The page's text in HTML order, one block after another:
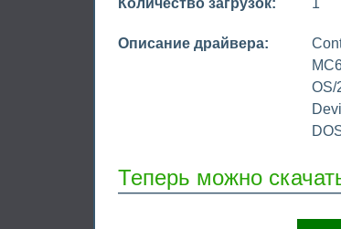
Количество загрузок: 1
Описание драйвера:
OS/
Теперь можно